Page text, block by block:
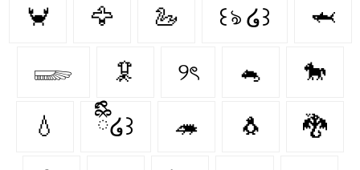
🦀 🦅 🦢 ꒰ঌ ໒꒱ 🦈
𓆃 🦑 ୨ৎ 🐁 🐎
💧 ྀིྀི໒꒱ 🦔 🐧 🐉